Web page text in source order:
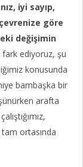
iyi sayıp,
göre
değişimin
ediyoruz, şu
konusunda
bambaşka bir
arafta
ortasında